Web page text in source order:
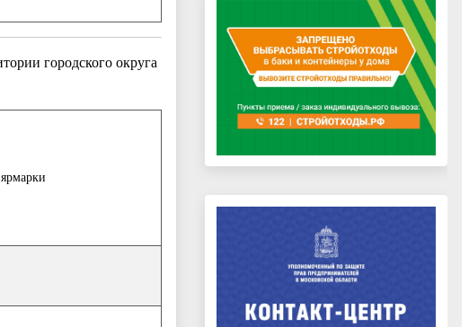
городского округа